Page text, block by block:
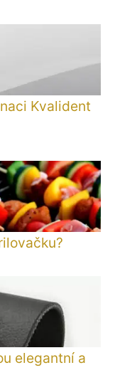
Kvalident
elegantní a